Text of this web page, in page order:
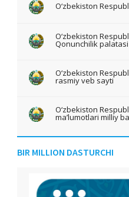
O‘zbekiston
O‘zbekiston
Qonunchilik palatasi
O‘zbekiston
rasmiy veb sayti
O‘zbekiston
ma’lumotlari milliy
BIR MILLION DASTURCHI